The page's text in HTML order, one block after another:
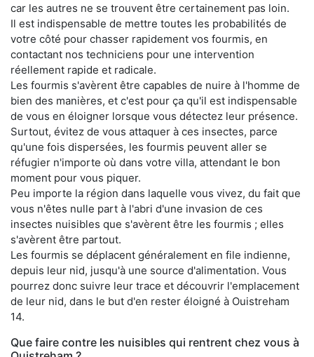
car les autres ne se trouvent être certainement pas loin.
Il est indispensable de mettre toutes les probabilités de
votre côté pour chasser rapidement vos fourmis, en
contactant nos techniciens pour une intervention
réellement rapide et radicale.
Les fourmis s'avèrent être capables de nuire à l'homme de
bien des manières, et c'est pour ça qu'il est indispensable
de vous en éloigner lorsque vous détectez leur présence.
Surtout, évitez de vous attaquer à ces insectes, parce
qu'une fois dispersées, les fourmis peuvent aller se
réfugier n'importe où dans votre villa, attendant le bon
moment pour vous piquer.
Peu importe la région dans laquelle vous vivez, du fait que
vous n'êtes nulle part à l'abri d'une invasion de ces
insectes nuisibles que s'avèrent être les fourmis ; elles
s'avèrent être partout.
Les fourmis se déplacent généralement en file indienne,
depuis leur nid, jusqu'à une source d'alimentation. Vous
pourrez donc suivre leur trace et découvrir l'emplacement
de leur nid, dans le but d'en rester éloigné à Ouistreham
14.
Que faire contre les nuisibles qui rentrent chez vous à